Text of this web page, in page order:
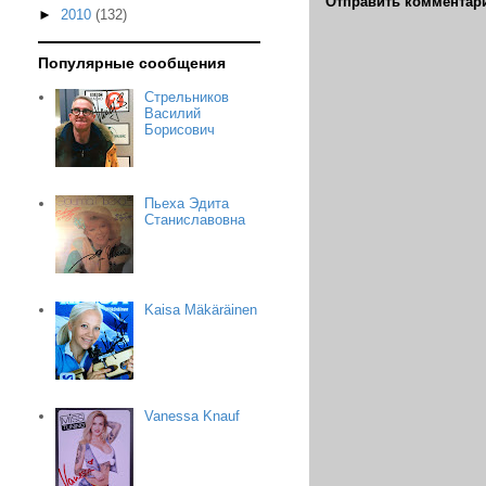
► 2010 (132)
Популярные сообщения
Стрельников
Василий
Борисович
Пьеха Эдита
Станиславовна
Kaisa Mäkäräinen
Vanessa Knauf